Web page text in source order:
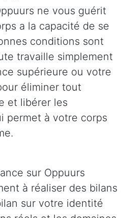
ne vous guérit
a la capacité de se
conditions sont
travaille simplement
supérieure ou votre
éliminer tout
et libérer les
permet à votre corps
sur Oppuurs
à réaliser des bilans
sur votre identité